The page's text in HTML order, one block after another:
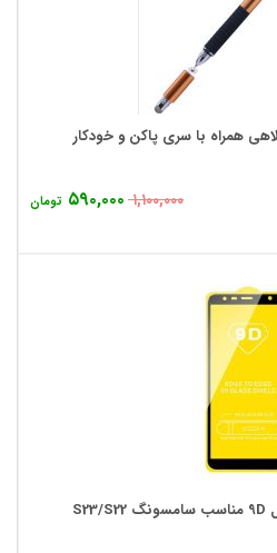
۱,۱۰۰,۰۰۰ ۵۹۰,۰۰۰ تومان
محافظ صفحه نمایش گلس مدل 9D مناسب سامسونگ S23/S22